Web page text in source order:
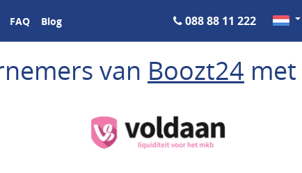
FAQ Blog 088 88 11 222
van Boozt24 met